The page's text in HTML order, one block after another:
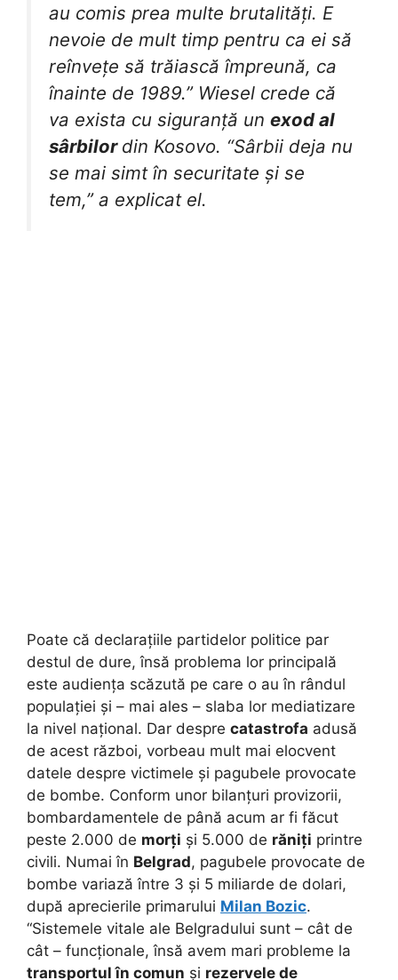
au comis prea multe brutalități. E
nevoie de mult timp pentru ca ei să
reînvețe să trăiască împreună, ca
înainte de 1989.” Wiesel crede că
va exista cu siguranță un exod al
sârbilor din Kosovo. “Sârbii deja nu
se mai simt în securitate și se
tem,” a explicat el.
Poate că declarațiile partidelor politice par
destul de dure, însă problema lor principală
este audiența scăzută pe care o au în rândul
populației și – mai ales – slaba lor mediatizare
la nivel național. Dar despre catastrofa adusă
de acest război, vorbeau mult mai elocvent
datele despre victimele și pagubele provocate
de bombe. Conform unor bilanțuri provizorii,
bombardamentele de până acum ar fi făcut
peste 2.000 de morți și 5.000 de răniți printre
civili. Numai în Belgrad, pagubele provocate de
bombe variază între 3 și 5 miliarde de dolari,
după aprecierile primarului Milan Bozic.
“Sistemele vitale ale Belgradului sunt – cât de
cât – funcționale, însă avem mari probleme la
transportul în comun și rezervele de